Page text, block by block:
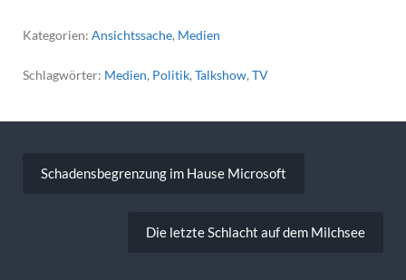
Kategorien: Ansichtssache, Medien
Schlagwörter: Medien, Politik, Talkshow, TV
Schadensbegrenzung im Hause Microsoft
Die letzte Schlacht auf dem Milchsee